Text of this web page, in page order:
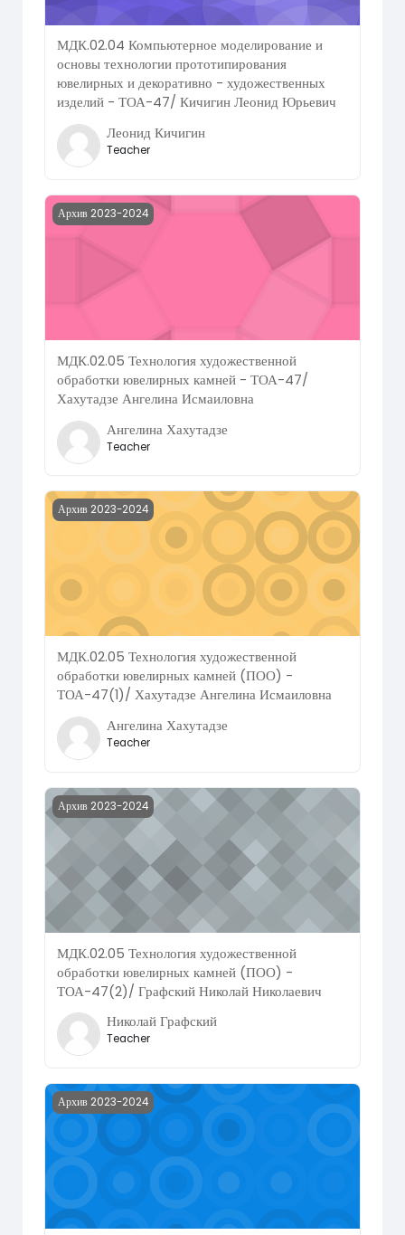
МДК.02.04 Компьютерное моделирование и
основы технологии прототипирования
ювелирных и декоративно - художественных
изделий - ТОА-47/ Кичигин Леонид Юрьевич
Леонид Кичигин
Teacher
Course image МДК.02.05 Технология художественной
Архив 2023-2024
МДК.02.05 Технология художественной
обработки ювелирных камней - ТОА-47/
Хахутадзе Ангелина Исмаиловна
Ангелина Хахутадзе
Teacher
Course image МДК.02.05 Технология художественной
Архив 2023-2024
МДК.02.05 Технология художественной
обработки ювелирных камней (ПОО) -
ТОА-47(1)/ Хахутадзе Ангелина Исмаиловна
Ангелина Хахутадзе
Teacher
Course image МДК.02.05 Технология художественной
Архив 2023-2024
МДК.02.05 Технология художественной
обработки ювелирных камней (ПОО) -
ТОА-47(2)/ Графский Николай Николаевич
Николай Графский
Teacher
Course image МДК.03.01 Основы управления работами
Архив 2023-2024